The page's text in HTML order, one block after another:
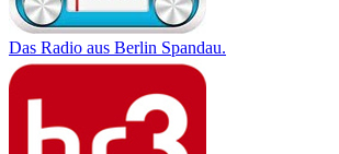
Das Radio aus Berlin Spandau.